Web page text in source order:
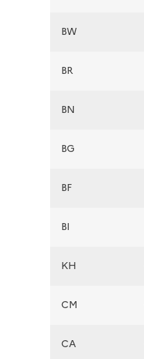
BW
BR
BN
BG
BF
BI
KH
CM
CA